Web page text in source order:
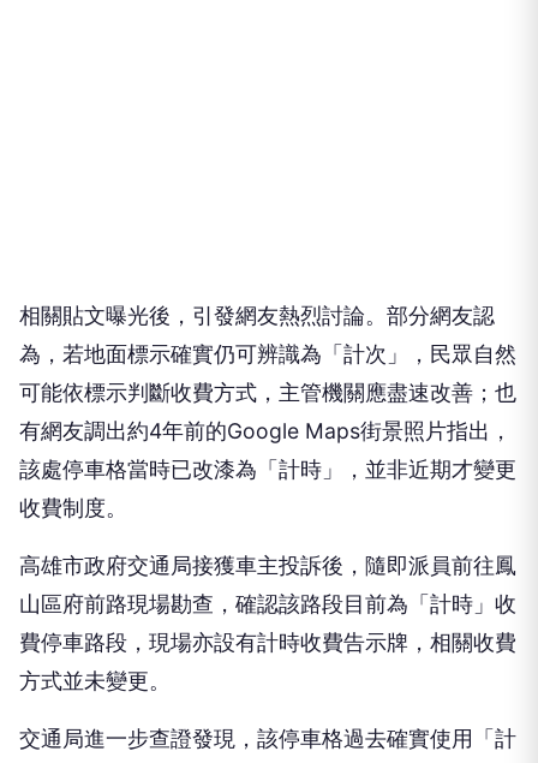
相關貼文曝光後，引發網友熱烈討論。部分網友認
為，若地面標示確實仍可辨識為「計次」，民眾自然
可能依標示判斷收費方式，主管機關應盡速改善；也
有網友調出約4年前的Google Maps街景照片指出，
該處停車格當時已改漆為「計時」，並非近期才變更
收費制度。
高雄市政府交通局接獲車主投訴後，隨即派員前往鳳
山區府前路現場勘查，確認該路段目前為「計時」收
費停車路段，現場亦設有計時收費告示牌，相關收費
方式並未變更。
交通局進一步查證發現，該停車格過去確實使用「計